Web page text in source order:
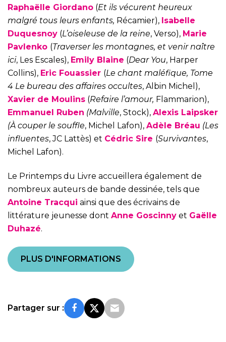
Raphaëlle Giordano (Et ils vécurent heureux
malgré tous leurs enfants, Récamier), Isabelle
Duquesnoy (L’oiseleuse de la reine, Verso), Marie
Pavlenko (Traverser les montagnes, et venir naître
ici, Les Escales), Emily Blaine (Dear You, Harper
Collins), Eric Fouassier (Le chant maléfique, Tome
4 Le bureau des affaires occultes, Albin Michel),
Xavier de Moulins (Refaire l’amour, Flammarion),
Emmanuel Ruben (Malville, Stock), Alexis Laipsker
(À couper le souffle, Michel Lafon), Adèle Bréau (Les
influentes, JC Lattès) et Cédric Sire (Survivantes,
Michel Lafon).
Le Printemps du Livre accueillera également de
nombreux auteurs de bande dessinée, tels que
Antoine Tracqui ainsi que des écrivains de
littérature jeunesse dont Anne Goscinny et Gaëlle
Duhazé.
PLUS D'INFORMATIONS
Partager sur :